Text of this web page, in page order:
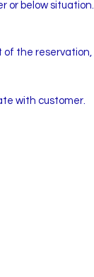
or below
of the
with customer.